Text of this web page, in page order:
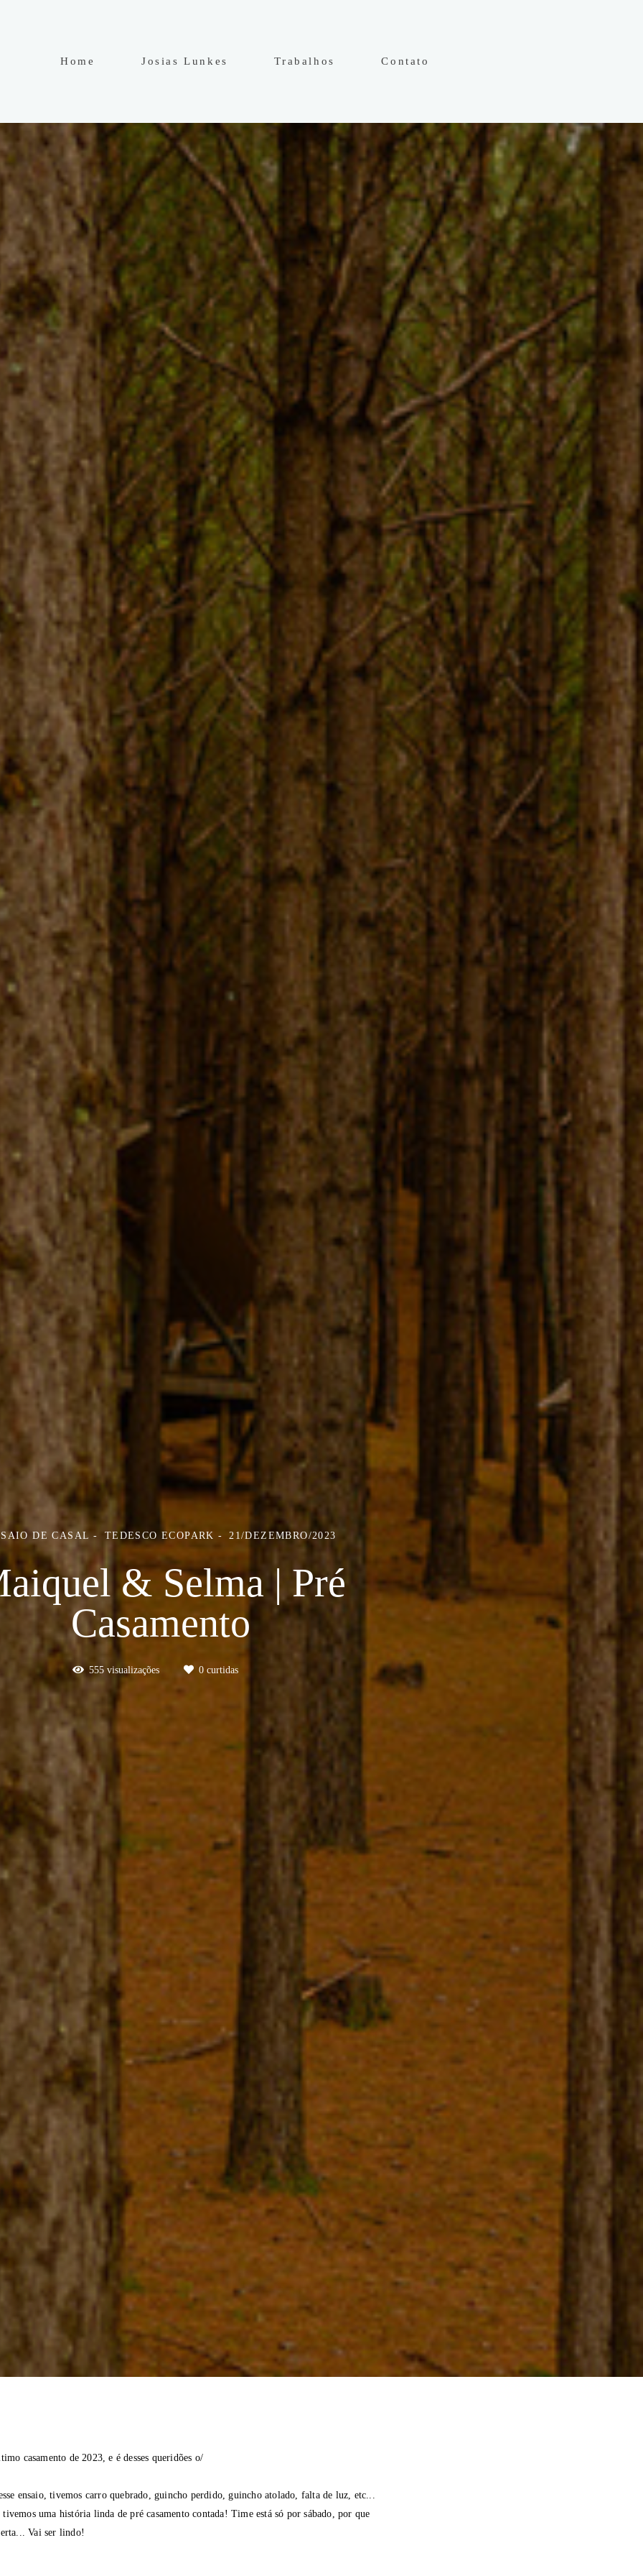
Home Josias Lunkes Trabalhos Contato
DE CASAL TEDESCO ECOPARK 21/DEZEMBRO/2023
& Selma | Pré
Casamento
555 visualizações 0 curtidas
casamento de 2023, e é desses queridões o/
ensaio, tivemos carro quebrado, guincho perdido, guincho atolado, falta de luz, etc...
uma história linda de pré casamento contada! Time está só por sábado, por que
Vai ser lindo!